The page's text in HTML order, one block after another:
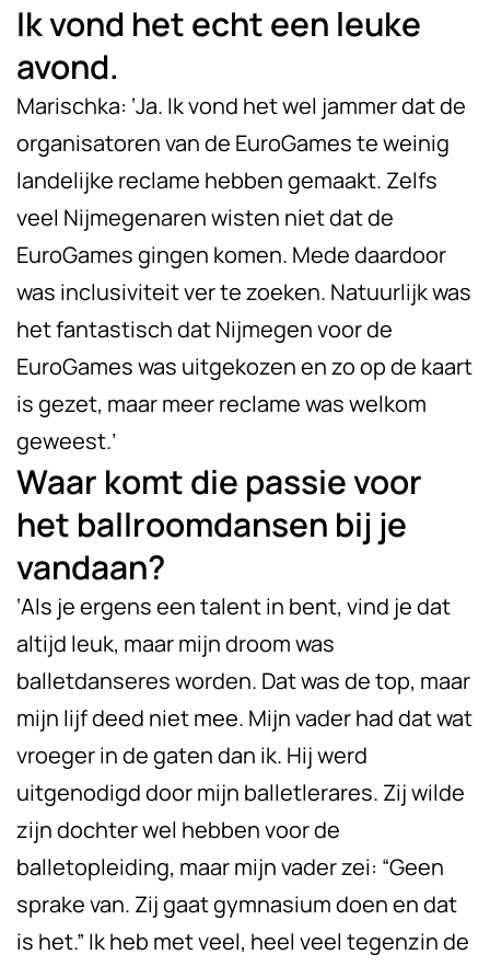
Ik vond het echt een leuke
avond.
Marischka: ‘Ja. Ik vond het wel jammer dat de
organisatoren van de EuroGames te weinig
landelijke reclame hebben gemaakt. Zelfs
veel Nijmegenaren wisten niet dat de
EuroGames gingen komen. Mede daardoor
was inclusiviteit ver te zoeken. Natuurlijk was
het fantastisch dat Nijmegen voor de
EuroGames was uitgekozen en zo op de kaart
is gezet, maar meer reclame was welkom
geweest.’
Waar komt die passie voor
het ballroomdansen bij je
vandaan?
‘Als je ergens een talent in bent, vind je dat
altijd leuk, maar mijn droom was
balletdanseres worden. Dat was de top, maar
mijn lijf deed niet mee. Mijn vader had dat wat
vroeger in de gaten dan ik. Hij werd
uitgenodigd door mijn balletlerares. Zij wilde
zijn dochter wel hebben voor de
balletopleiding, maar mijn vader zei: “Geen
sprake van. Zij gaat gymnasium doen en dat
is het.” Ik heb met veel, heel veel tegenzin de